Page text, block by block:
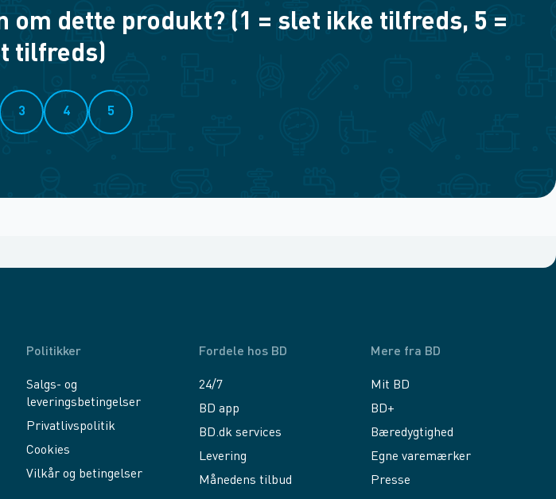
dette produkt? (1 = slet ikke tilfreds, 5 =
tilfreds)
3 4 5
Politikker
Salgs- og
leveringsbetingelser
Privatlivspolitik
Cookies
Vilkår og betingelser
Fordele hos BD
24/7
BD app
BD.dk services
Levering
Månedens tilbud
Mere fra BD
Mit BD
BD+
Bæredygtighed
Egne varemærker
Presse